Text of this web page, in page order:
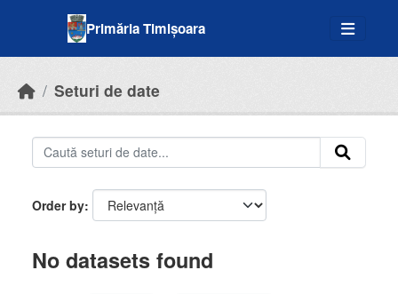
Primăria Timișoara
Seturi de date
Order by
No datasets found